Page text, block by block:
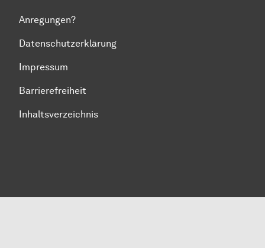
Anregungen?
Datenschutzerklärung
Impressum
Barrierefreiheit
Inhaltsverzeichnis